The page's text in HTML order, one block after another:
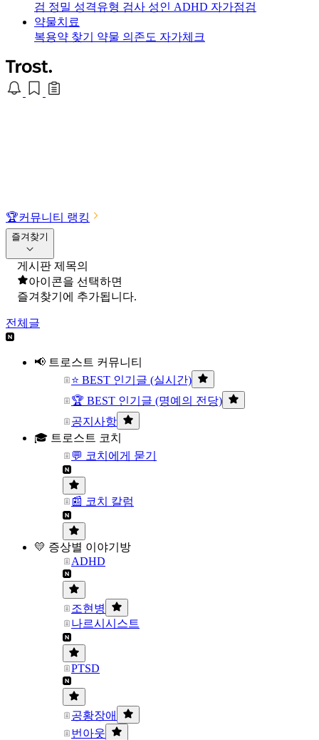
검 정밀 성격유형 검사 성인 ADHD 자가점검
약물치료
복용약 찾기 약물 의존도 자가체크
🏆커뮤니티 랭킹
즐겨찾기
게시판 제목의
아이콘을 선택하면
즐겨찾기에 추가됩니다.
전체글
📢 트로스트 커뮤니티
⭐ BEST 인기글 (실시간)
🏆 BEST 인기글 (명예의 전당)
공지사항
🎓 트로스트 코치
💬 코치에게 묻기
📰 코치 칼럼
💛 증상별 이야기방
ADHD
조현병
나르시시스트
PTSD
공황장애
번아웃